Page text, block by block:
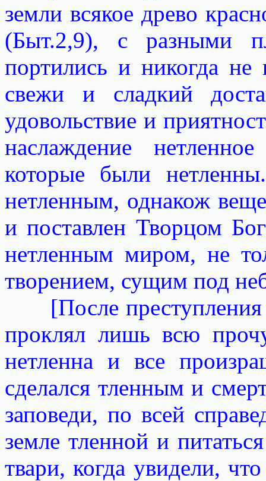
земли всякое древо
(Быт.2,9), с разными
портились и никогда не
свежи и сладкий
удовольствие и
наслаждение
которые были
нетленным, однакож
и поставлен Творцом
нетленным миром, не
творением, сущим под
[После преступления
проклял лишь всю
нетленна и все
сделался тленным и
заповеди, по всей
земле тленной и
твари, когда увидели,